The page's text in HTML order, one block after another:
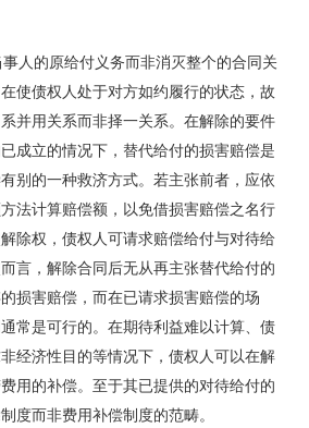
人的原给付义务而非消灭整个的合同关
使债权人处于对方如约履行的状态，故
并用关系而非择一关系。在解除的要件
成立的情况下，替代给付的损害赔偿是
别的一种救济方式。若主张前者，应依
法计算赔偿额，以免借损害赔偿之名行
除权，债权人可请求赔偿给付与对待给
言，解除合同后无从再主张替代给付的
损害赔偿，而在已请求损害赔偿的场
常是可行的。在期待利益难以计算、债
经济性目的等情况下，债权人可以在解
用的补偿。至于其已提供的对待给付的
度而非费用补偿制度的范畴。